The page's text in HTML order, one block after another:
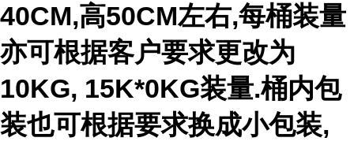
40CM,高50CM左右,每桶装量
亦可根据客户要求更改为
10KG, 15K*0KG装量.桶内包
装也可根据要求换成小包装,